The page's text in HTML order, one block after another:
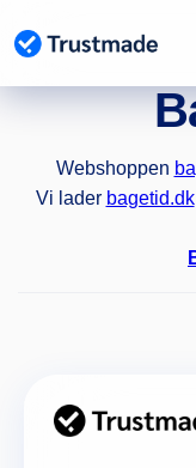
indhold
Webshoppen
Vi lader bagetid.dk